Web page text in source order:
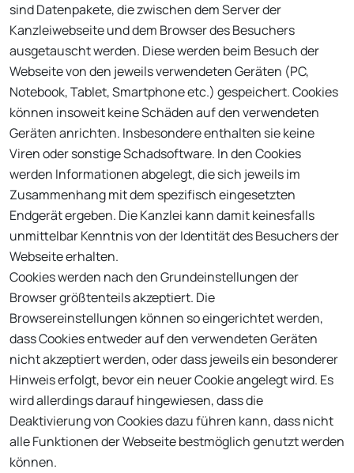
sind Datenpakete, die zwischen dem Server der
Kanzleiwebseite und dem Browser des Besuchers
ausgetauscht werden. Diese werden beim Besuch der
Webseite von den jeweils verwendeten Geräten (PC,
Notebook, Tablet, Smartphone etc.) gespeichert. Cookies
können insoweit keine Schäden auf den verwendeten
Geräten anrichten. Insbesondere enthalten sie keine
Viren oder sonstige Schadsoftware. In den Cookies
werden Informationen abgelegt, die sich jeweils im
Zusammenhang mit dem spezifisch eingesetzten
Endgerät ergeben. Die Kanzlei kann damit keinesfalls
unmittelbar Kenntnis von der Identität des Besuchers der
Webseite erhalten.
Cookies werden nach den Grundeinstellungen der
Browser größtenteils akzeptiert. Die
Browsereinstellungen können so eingerichtet werden,
dass Cookies entweder auf den verwendeten Geräten
nicht akzeptiert werden, oder dass jeweils ein besonderer
Hinweis erfolgt, bevor ein neuer Cookie angelegt wird. Es
wird allerdings darauf hingewiesen, dass die
Deaktivierung von Cookies dazu führen kann, dass nicht
alle Funktionen der Webseite bestmöglich genutzt werden
können.